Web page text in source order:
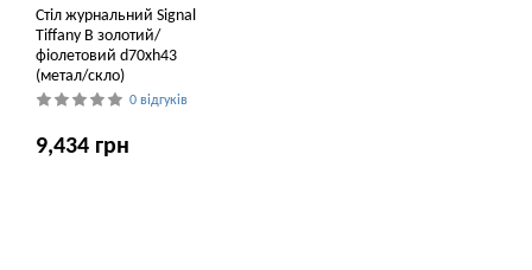
Стіл журнальний Signal
Tiffany B золотий/
фіолетовий d70хh43
(метал/скло)
0 відгуків
9,434 грн